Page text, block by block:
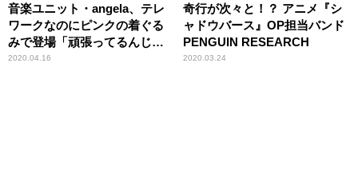
音楽ユニット・angela、テレ
ワークなのにピンクの着ぐる
みで登場「頑張ってるんじゃ
ないんです」
2020.04.16
奇行が次々と！？ アニメ『シ
ャドウバース』OP担当バンド
PENGUIN RESEARCH
2020.03.24